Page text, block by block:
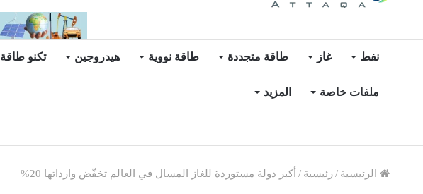
نفط غاز طاقة متجددة طاقة نووية هيدروجين تكنو طاقة
ملفات خاصة المزيد
الرئيسية /رئيسية / أكبر دولة مستوردة للغاز المسال في العالم تخفّض وارداتها 20%